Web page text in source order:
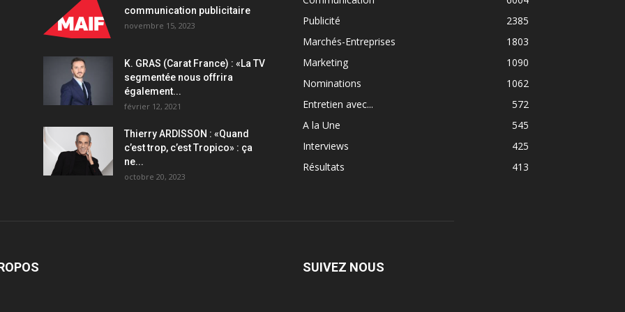
communication publicitaire
novembre 15, 2023
K. GRAS (Carat France) : «La TV
segmentée nous offrira
également...
février 12, 2021
Thierry ARDISSON : «Quand
c’est trop, c’est Tropico» : ça
ne...
octobre 20, 2023
Publicité
2385
Marchés-Entreprises
1803
Marketing
1090
Nominations
1062
Entretien avec...
572
A la Une
545
Interviews
425
Résultats
413
SUIVEZ NOUS